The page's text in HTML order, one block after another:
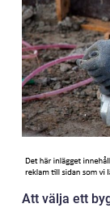
Att välja ett